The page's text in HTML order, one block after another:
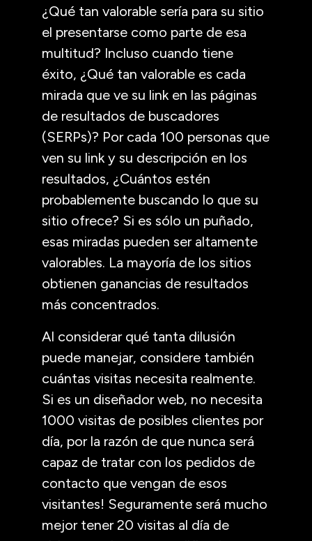
¿Qué tan valorable sería para su sitio
el presentarse como parte de esa
multitud? Incluso cuando tiene
éxito, ¿Qué tan valorable es cada
mirada que ve su link en las páginas
de resultados de buscadores
(SERPs)? Por cada 100 personas que
ven su link y su descripción en los
resultados, ¿Cuántos estén
probablemente buscando lo que su
sitio ofrece? Si es sólo un puñado,
esas miradas pueden ser altamente
valorables. La mayoría de los sitios
obtienen ganancias de resultados
más concentrados.
Al considerar qué tanta dilusión
puede manejar, considere también
cuántas visitas necesita realmente.
Si es un diseñador web, no necesita
1000 visitas de posibles clientes por
día, por la razón de que nunca será
capaz de tratar con los pedidos de
contacto que vengan de esos
visitantes! Seguramente será mucho
mejor tener 20 visitas al día de